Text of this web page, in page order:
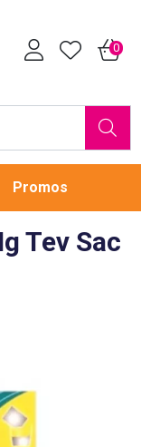
0
Promos
Tev Sac